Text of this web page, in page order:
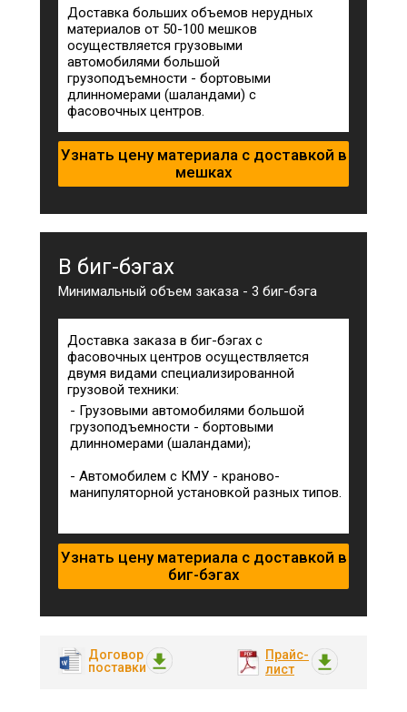
Доставка больших объемов нерудных
материалов от 50-100 мешков
осуществляется грузовыми
автомобилями большой
грузоподъемности - бортовыми
длинномерами (шаландами) с
фасовочных центров.
Узнать цену материала с доставкой в
мешках
В биг-бэгах
Минимальный объем заказа - 3 биг-бэга
Доставка заказа в биг-бэгах с
фасовочных центров осуществляется
двумя видами специализированной
грузовой техники:
- Грузовыми автомобилями большой
грузоподъемности - бортовыми
длинномерами (шаландами);
- Автомобилем с КМУ - краново-
манипуляторной установкой разных типов.
Узнать цену материала с доставкой в
биг-бэгах
Договор
поставки
Прайс-
лист